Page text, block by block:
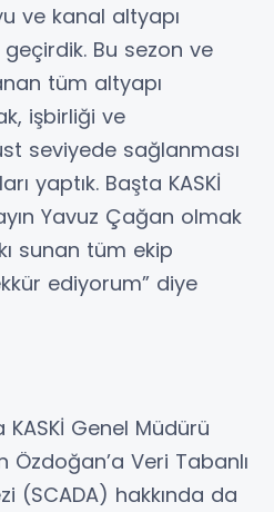
ve kanal altyapı
geçirdik. Bu sezon ve
tüm altyapı
işbirliği ve
seviyede sağlanması
yaptık. Başta KASKİ
Yavuz Çağan olmak
sunan tüm ekip
ediyorum” diye
Genel Müdürü
Özdoğan’a Veri Tabanlı
(SCADA) hakkında da